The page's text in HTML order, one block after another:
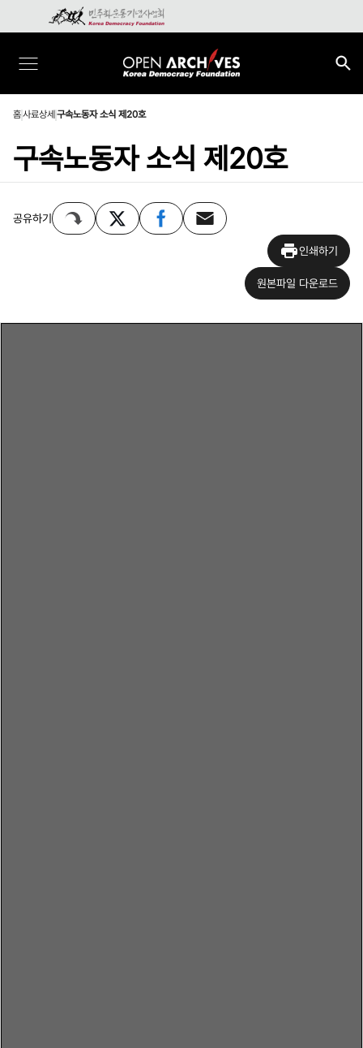
홈사료상세 구속노동자 소식 제20호
구속노동자 소식 제20호
공유하기
인쇄하기
원본파일 다운로드